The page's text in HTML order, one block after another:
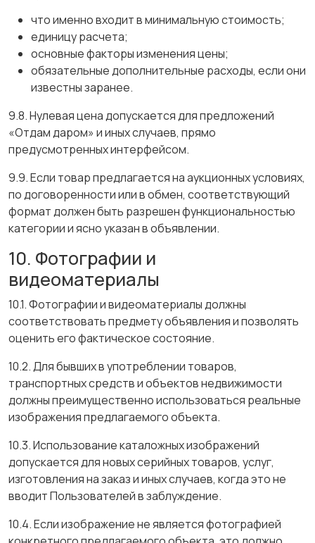
что именно входит в минимальную стоимость;
единицу расчета;
основные факторы изменения цены;
обязательные дополнительные расходы, если они
известны заранее.
9.8. Нулевая цена допускается для предложений
«Отдам даром» и иных случаев, прямо
предусмотренных интерфейсом.
9.9. Если товар предлагается на аукционных условиях,
по договоренности или в обмен, соответствующий
формат должен быть разрешен функциональностью
категории и ясно указан в объявлении.
10. Фотографии и
видеоматериалы
10.1. Фотографии и видеоматериалы должны
соответствовать предмету объявления и позволять
оценить его фактическое состояние.
10.2. Для бывших в употреблении товаров,
транспортных средств и объектов недвижимости
должны преимущественно использоваться реальные
изображения предлагаемого объекта.
10.3. Использование каталожных изображений
допускается для новых серийных товаров, услуг,
изготовления на заказ и иных случаев, когда это не
вводит Пользователей в заблуждение.
10.4. Если изображение не является фотографией